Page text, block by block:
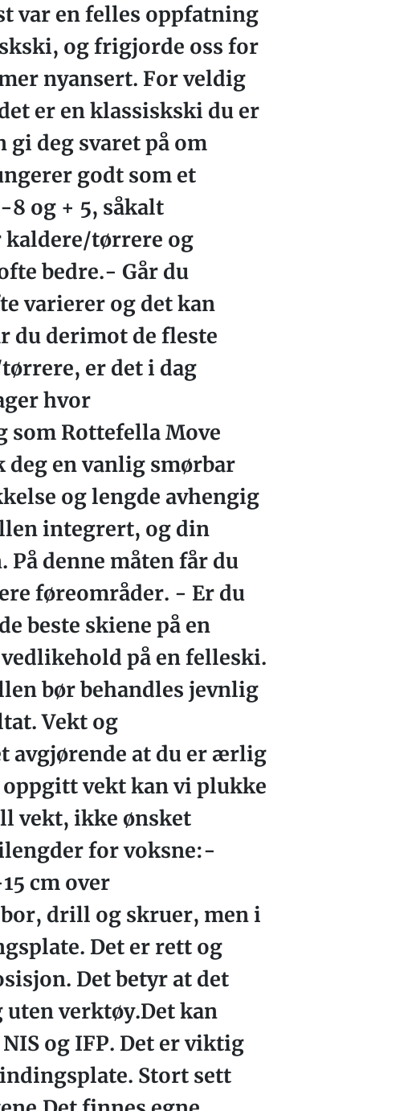
var en felles oppfatning
og frigjorde oss for
nyansert. For veldig
er en klassiskski du er
deg svaret på om
godt som et
og + 5, såkalt
tørrere og
bedre.- Går du
varierer og det kan
du derimot de fleste
er det i dag
hvor
Rottefella Move
deg en vanlig smørbar
og lengde avhengig
integrert, og din
denne måten får du
føreområder. - Er du
beste skiene på en
på en felleski.
bør behandles jevnlig
Vekt og
avgjørende at du er ærlig
vekt kan vi plukke
vekt, ikke ønsket
for voksne:-
cm over
drill og skruer, men i
Det er rett og
Det betyr at det
uten verktøy.Det kan
og IFP. Det er viktig
Stort sett